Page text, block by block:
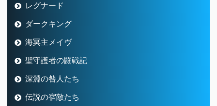
レグナード
ダークキング
海冥主メイヴ
聖守護者の闘戦記
深淵の咎人たち
伝説の宿敵たち